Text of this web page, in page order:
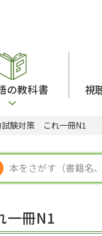
の教科書
野
子
発
日
視
絵教材
絵
ス
ポ
表
語
表
政策
言
試験対策 これ一冊N1
冊N1